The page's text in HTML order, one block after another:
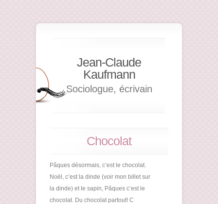
Jean-Claude
Kaufmann
Sociologue, écrivain
Chocolat
Pâques désormais, c’est le chocolat.
Noël, c’est la dinde (voir mon billet sur
la dinde) et le sapin, Pâques c’est le
chocolat. Du chocolat partout! C